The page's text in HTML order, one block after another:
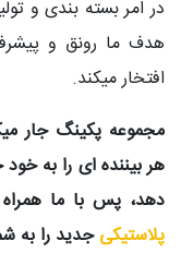
در امر بسته بندی و
هدف ما رونق و
افتخار میکند.
مجموعه پکینگ جار
هر بیننده ای را به
دهد، پس با ما
پلاستیکیجدید را به